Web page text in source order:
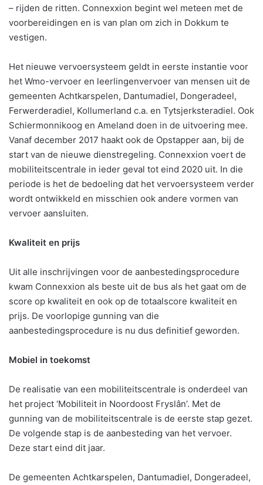
– rijden de ritten. Connexxion begint wel meteen met de
voorbereidingen en is van plan om zich in Dokkum te
vestigen.
Het nieuwe vervoersysteem geldt in eerste instantie voor
het Wmo-vervoer en leerlingenvervoer van mensen uit de
gemeenten Achtkarspelen, Dantumadiel, Dongeradeel,
Ferwerderadiel, Kollumerland c.a. en Tytsjerksteradiel. Ook
Schiermonnikoog en Ameland doen in de uitvoering mee.
Vanaf december 2017 haakt ook de Opstapper aan, bij de
start van de nieuwe dienstregeling. Connexxion voert de
mobiliteitscentrale in ieder geval tot eind 2020 uit. In die
periode is het de bedoeling dat het vervoersysteem verder
wordt ontwikkeld en misschien ook andere vormen van
vervoer aansluiten.
Kwaliteit en prijs
Uit alle inschrijvingen voor de aanbestedingsprocedure
kwam Connexxion als beste uit de bus als het gaat om de
score op kwaliteit en ook op de totaalscore kwaliteit en
prijs. De voorlopige gunning van die
aanbestedingsprocedure is nu dus definitief geworden.
Mobiel in toekomst
De realisatie van een mobiliteitscentrale is onderdeel van
het project ‘Mobiliteit in Noordoost Fryslân’. Met de
gunning van de mobiliteitscentrale is de eerste stap gezet.
De volgende stap is de aanbesteding van het vervoer.
Deze start eind dit jaar.
De gemeenten Achtkarspelen, Dantumadiel, Dongeradeel,